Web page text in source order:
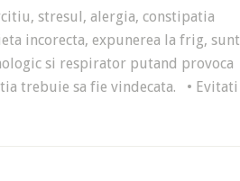
stresul, alergia, constipatia
incorecta, expunerea la frig, sunt
si respirator putand provoca
trebuie sa fie vindecata. • Evitati